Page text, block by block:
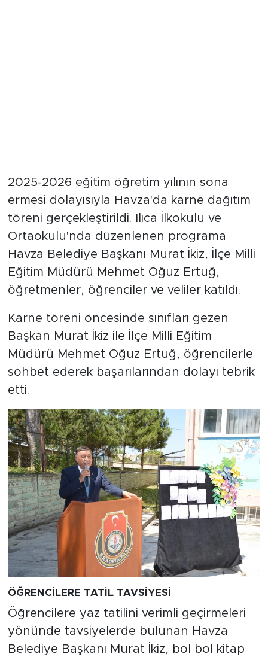
2025-2026 eğitim öğretim yılının sona
ermesi dolayısıyla Havza'da karne dağıtım
töreni gerçekleştirildi. Ilıca İlkokulu ve
Ortaokulu'nda düzenlenen programa
Havza Belediye Başkanı Murat İkiz, İlçe Milli
Eğitim Müdürü Mehmet Oğuz Ertuğ,
öğretmenler, öğrenciler ve veliler katıldı.
Karne töreni öncesinde sınıfları gezen
Başkan Murat İkiz ile İlçe Milli Eğitim
Müdürü Mehmet Oğuz Ertuğ, öğrencilerle
sohbet ederek başarılarından dolayı tebrik
etti.
ÖĞRENCİLERE TATİL TAVSİYESİ
Öğrencilere yaz tatilini verimli geçirmeleri
yönünde tavsiyelerde bulunan Havza
Belediye Başkanı Murat İkiz, bol bol kitap